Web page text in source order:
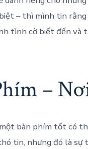
– thì mình tin
tình cờ biết đến và
–
bàn phím tốt có
tin, nhưng đó là sự